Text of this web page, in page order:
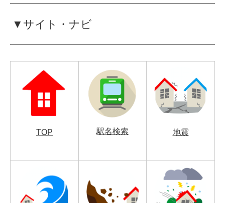
▼サイト・ナビ
TOP 駅名検索 地震